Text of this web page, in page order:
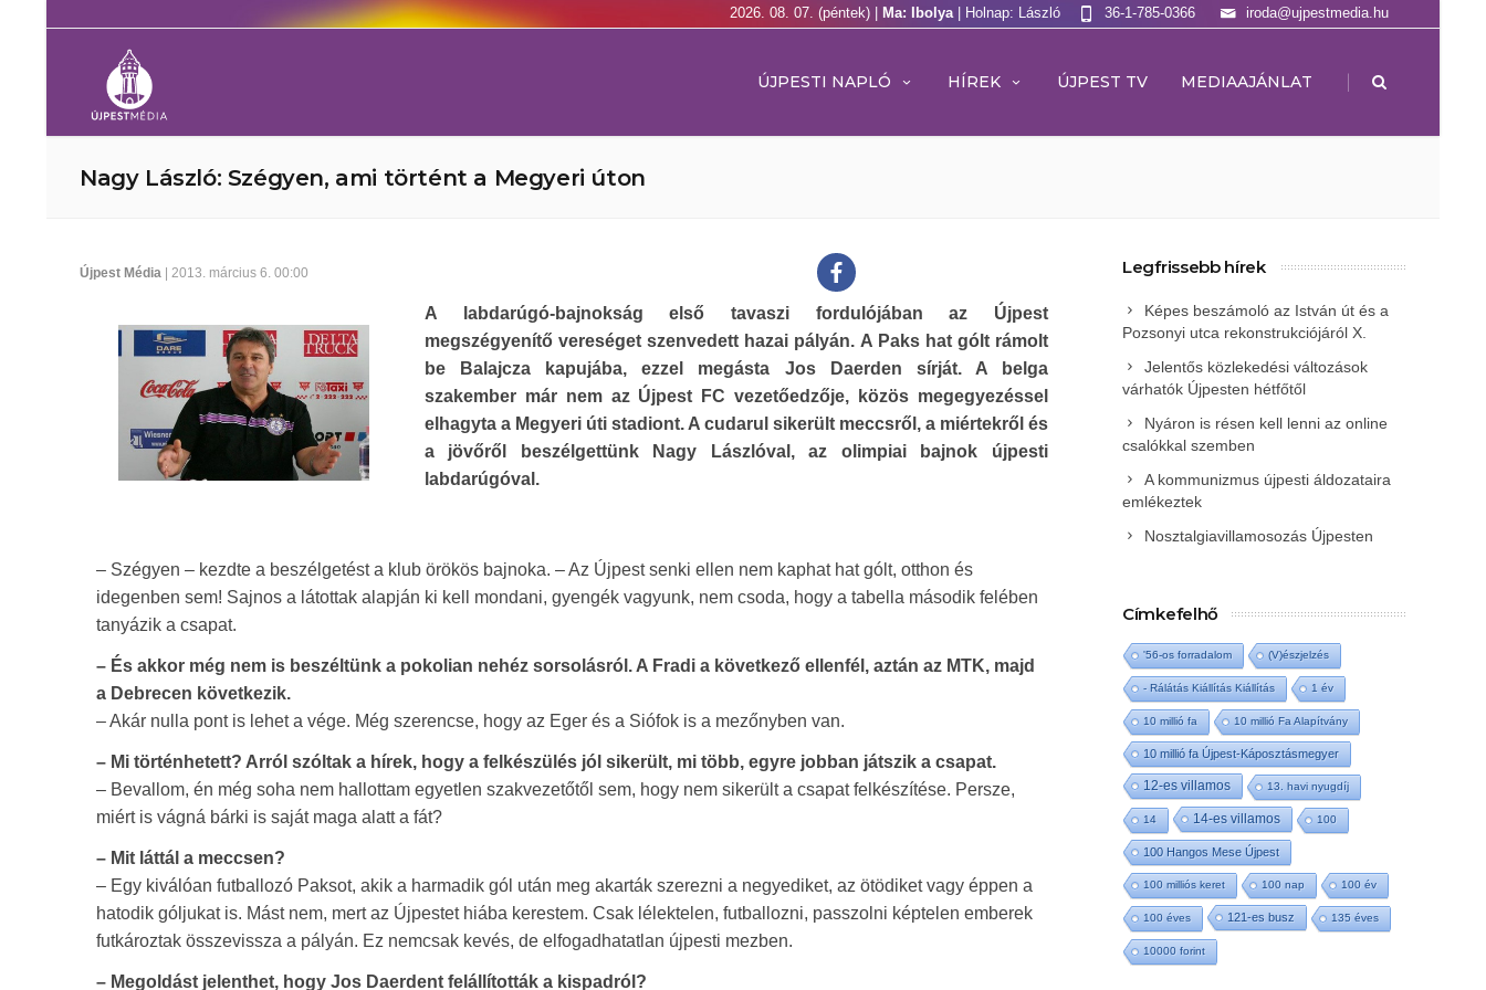
2026. 08. 07. (péntek) | Ma: Ibolya | Holnap: László iroda@ujpestmedia.hu
36-1-785-0366
ÚJPESTI NAPLÓ HÍREK ÚJPEST TV MEDIAAJÁNLAT |
Nagy László: Szégyen, ami történt a Megyeri úton
Újpest Média | 2013. március 6. 00:00
A labdarúgó-bajnokság első tavaszi fordulójában az Újpest
megszégyenítő vereséget szenvedett hazai pályán. A Paks hat gólt rámolt
be Balajcza kapujába, ezzel megásta Jos Daerden sírját. A belga
szakember már nem az Újpest FC vezetőedzője, közös megegyezéssel
elhagyta a Megyeri úti stadiont. A cudarul sikerült meccsről, a miértekről és
a jövőről beszélgettünk Nagy Lászlóval, az olimpiai bajnok újpesti
labdarúgóval.
– Szégyen – kezdte a beszélgetést a klub örökös bajnoka. – Az Újpest senki ellen nem kaphat hat gólt, otthon és
idegenben sem! Sajnos a látottak alapján ki kell mondani, gyengék vagyunk, nem csoda, hogy a tabella második felében
tanyázik a csapat.
– És akkor még nem is beszéltünk a pokolian nehéz sorsolásról. A Fradi a következő ellenfél, aztán az MTK, majd
a Debrecen következik.
– Akár nulla pont is lehet a vége. Még szerencse, hogy az Eger és a Siófok is a mezőnyben van.
– Mi történhetett? Arról szóltak a hírek, hogy a felkészülés jól sikerült, mi több, egyre jobban játszik a csapat.
– Bevallom, én még soha nem hallottam egyetlen szakvezetőtől sem, hogy nem sikerült a csapat felkészítése. Persze,
miért is vágná bárki is saját maga alatt a fát?
– Mit láttál a meccsen?
– Egy kiválóan futballozó Paksot, akik a harmadik gól után meg akarták szerezni a negyediket, az ötödiket vagy éppen a
hatodik góljukat is. Mást nem, mert az Újpestet hiába kerestem. Csak lélektelen, futballozni, passzolni képtelen emberek
futkároztak összevissza a pályán. Ez nemcsak kevés, de elfogadhatatlan újpesti mezben.
– Megoldást jelenthet, hogy Jos Daerdent felállították a kispadról?
Legfrissebb hírek
Képes beszámoló az István út és a
Pozsonyi utca rekonstrukciójáról X.
Jelentős közlekedési változások
várhatók Újpesten hétfőtől
Nyáron is résen kell lenni az online
csalókkal szemben
A kommunizmus újpesti áldozataira
emlékeztek
Nosztalgiavillamosozás Újpesten
Címkefelhő
'56-os forradalom (V)észjelzés
- Rálátás Kiállítás Kiállítás 1 év
10 millió fa 10 millió Fa Alapítvány
10 millió fa Újpest-Káposztásmegyer
12-es villamos 13. havi nyugdíj
14 14-es villamos 100
100 Hangos Mese Újpest
100 milliós keret 100 nap 100 év
100 éves 121-es busz 135 éves
10000 forint